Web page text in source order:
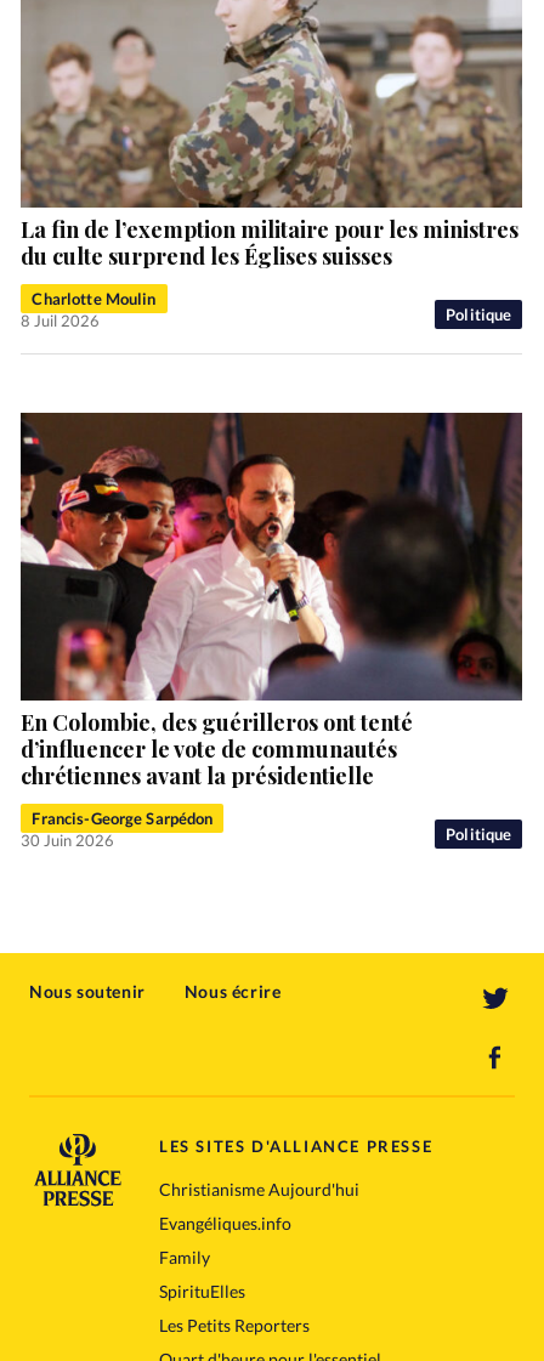
Politique
La fin de l’exemption militaire pour les ministres
du culte surprend les Églises suisses
Charlotte Moulin
8 Juil 2026
Politique
En Colombie, des guérilleros ont tenté
d’influencer le vote de communautés
chrétiennes avant la présidentielle
Francis-George Sarpédon
30 Juin 2026
Nous soutenir Nous écrire
LES SITES D'ALLIANCE PRESSE
Christianisme Aujourd'hui
Evangéliques.info
Family
SpirituElles
Les Petits Reporters